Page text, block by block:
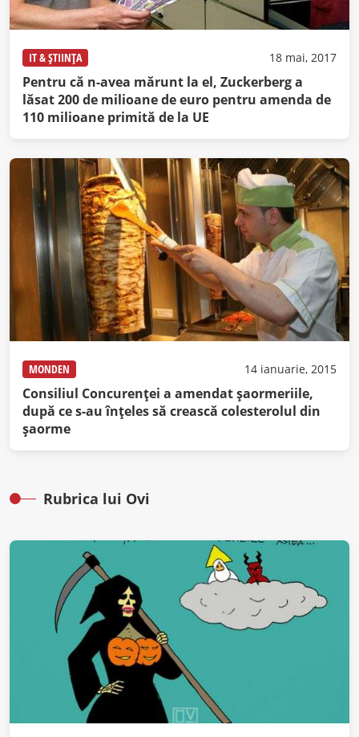
IT & ȘTIINȚA 18 mai, 2017
Pentru că n-avea mărunt la el, Zuckerberg a
lăsat 200 de milioane de euro pentru amenda de
110 milioane primită de la UE
MONDEN 14 ianuarie, 2015
Consiliul Concurenței a amendat șaormeriile,
după ce s-au înțeles să crească colesterolul din
șaorme
Rubrica lui Ovi